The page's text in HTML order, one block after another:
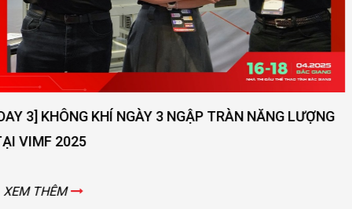
[DAY 2] SỨC NÓNG NGÀY THỨ 2 VẪN ĐANG LAN TOẢ -
VIMF 2025 – BẮC GIANG!
XEM THÊM